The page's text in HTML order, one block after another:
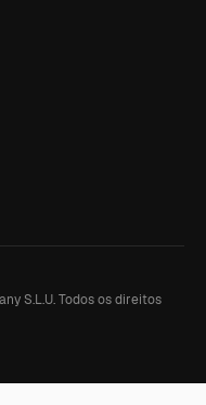
S.L.U. Todos os direitos